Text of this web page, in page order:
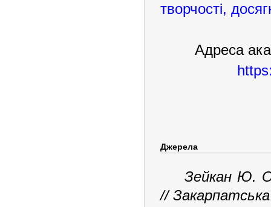
творчості,
Адреса
Джерела
Зейкан Ю.
//